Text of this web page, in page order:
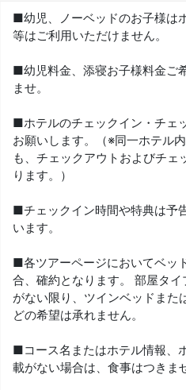
■幼児、ノーベッドのお子様は
等はご利用いただけません。
■幼児料金、添寝お子様料金ご
ませ。
■ホテルのチェックイン・チェ
お願いします。（※同一ホテル
も、チェックアウトおよびチェ
ります。）
■チェックイン時間や特典は予
います。
■各ツアーページにおいてベッ
合、確約となります。 部屋タ
がない限り、ツインベッドまた
どの希望は承れません。
■コース名またはホテル情報、
載がない場合は、食事はつきま